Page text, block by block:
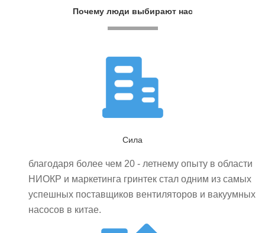
Почему люди выбирают нас
Сила
благодаря более чем 20 - летнему опыту в области
НИОКР и маркетинга гринтек стал одним из самых
успешных поставщиков вентиляторов и вакуумных
насосов в китае.